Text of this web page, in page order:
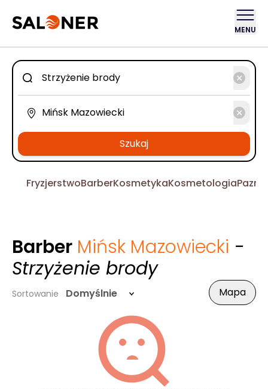
MENU
Szukaj
FryzjerstwoBarberKosmetykaKosmetologia
Barber Mińsk Mazowiecki -
Strzyżenie brody
Sortowanie Domyślnie Mapa